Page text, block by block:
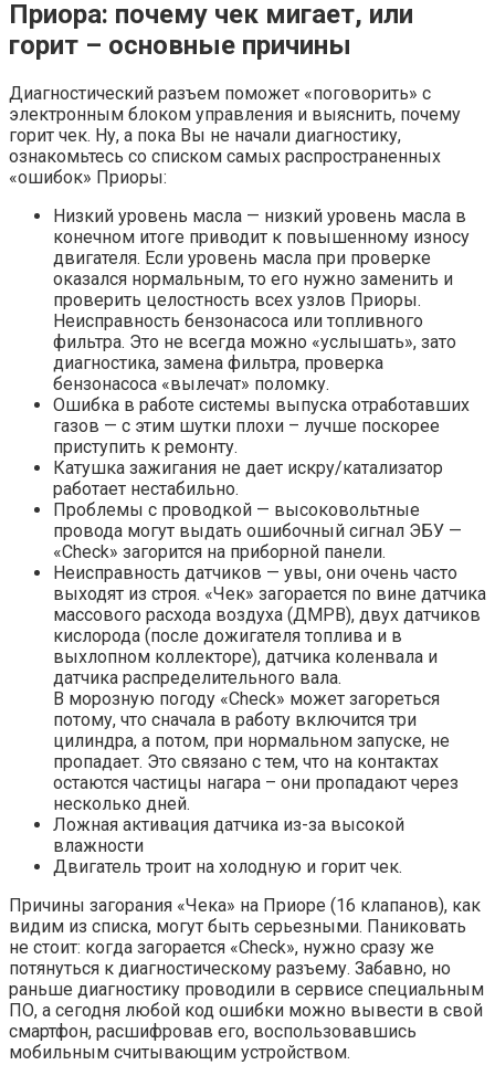
Приора: почему чек мигает, или
горит – основные причины
Диагностический разъем поможет «поговорить» с
электронным блоком управления и выяснить, почему
горит чек. Ну, а пока Вы не начали диагностику,
ознакомьтесь со списком самых распространенных
«ошибок» Приоры:
Низкий уровень масла — низкий уровень масла в
конечном итоге приводит к повышенному износу
двигателя. Если уровень масла при проверке
оказался нормальным, то его нужно заменить и
проверить целостность всех узлов Приоры.
Неисправность бензонасоса или топливного
фильтра. Это не всегда можно «услышать», зато
диагностика, замена фильтра, проверка
бензонасоса «вылечат» поломку.
Ошибка в работе системы выпуска отработавших
газов — с этим шутки плохи – лучше поскорее
приступить к ремонту.
Катушка зажигания не дает искру/катализатор
работает нестабильно.
Проблемы с проводкой — высоковольтные
провода могут выдать ошибочный сигнал ЭБУ —
«Check» загорится на приборной панели.
Неисправность датчиков — увы, они очень часто
выходят из строя. «Чек» загорается по вине датчика
массового расхода воздуха (ДМРВ), двух датчиков
кислорода (после дожигателя топлива и в
выхлопном коллекторе), датчика коленвала и
датчика распределительного вала.
В морозную погоду «Check» может загореться
потому, что сначала в работу включится три
цилиндра, а потом, при нормальном запуске, не
пропадает. Это связано с тем, что на контактах
остаются частицы нагара – они пропадают через
несколько дней.
Ложная активация датчика из-за высокой
влажности
Двигатель троит на холодную и горит чек.
Причины загорания «Чека» на Приоре (16 клапанов), как
видим из списка, могут быть серьезными. Паниковать
не стоит: когда загорается «Check», нужно сразу же
потянуться к диагностическому разъему. Забавно, но
раньше диагностику проводили в сервисе специальным
ПО, а сегодня любой код ошибки можно вывести в свой
смартфон, расшифровав его, воспользовавшись
мобильным считывающим устройством.